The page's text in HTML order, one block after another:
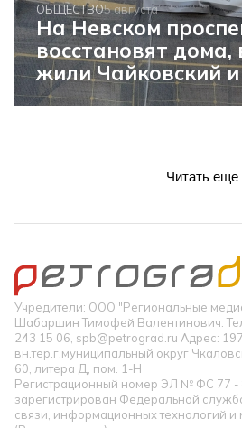
ОБЩЕСТВО5 августа
На Невском
восстановят дома,
жили Чайковский и
Читать еще
Учредители: ООО "Региональные
Шабаршин Тимофей Валентинович.
243 15 06, spb@petrograd.ru Адрес:
вн.тер.г.муниципальный округ
60, литера Д, пом. 1-Н
Регистрационный номер ЭЛ № ФС 77 -
зарегистрирован Федеральной
связи, информационных технологий